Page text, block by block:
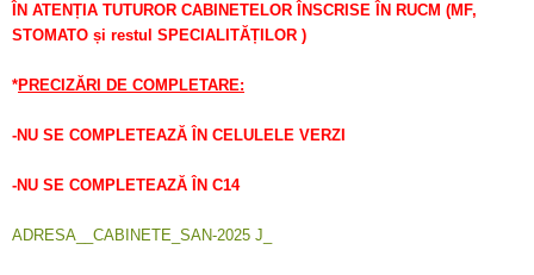
ÎN ATENȚIA TUTUROR CABINETELOR ÎNSCRISE ÎN RUCM (MF,
STOMATO și restul SPECIALITĂȚILOR )
*PRECIZĂRI DE COMPLETARE:
-NU SE COMPLETEAZĂ ÎN CELULELE VERZI
-NU SE COMPLETEAZĂ ÎN C14
ADRESA__CABINETE_SAN-2025 J_